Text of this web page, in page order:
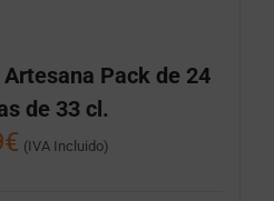
Pack de 24
de 33 cl.
€ (IVA Incluido)